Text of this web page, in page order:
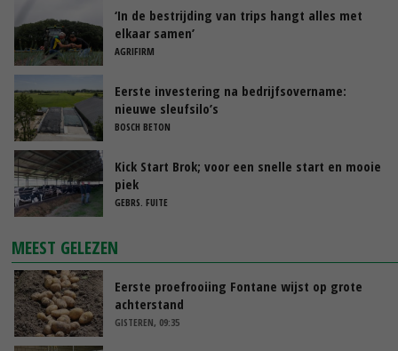
‘In de bestrijding van trips hangt alles met
elkaar samen’
AGRIFIRM
Eerste investering na bedrijfsovername:
nieuwe sleufsilo’s
BOSCH BETON
Kick Start Brok; voor een snelle start en mooie
piek
GEBRS. FUITE
MEEST GELEZEN
Eerste proefrooiing Fontane wijst op grote
achterstand
GISTEREN, 09:35